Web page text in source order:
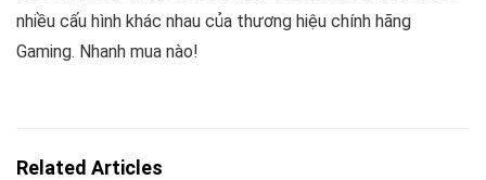
nhiều cấu hình khác nhau của thương hiệu chính hãng
Gaming. Nhanh mua nào!
Related Articles